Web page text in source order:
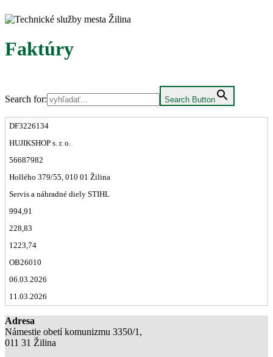
Faktúry
Search for: Search Button
DF3226134
HUJIKSHOP s. r. o.
56687982
Hollého 379/55, 010 01 Žilina
Servis a náhradné diely STIHL
994,91
228,83
1223,74
OB26010
06.03.2026
11.03.2026
Adresa
Námestie obetí komunizmu 3350/1,
011 31 Žilina